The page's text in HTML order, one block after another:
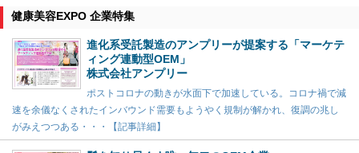
健康美容EXPO 企業特集
進化系受託製造のアンプリーが提案する「マーケテ
ィング連動型OEM」
株式会社アンプリー
ポストコロナの動きが水面下で加速している。コロナ禍で減
速を余儀なくされたインバウンド需要もようやく規制が解かれ、復調の兆し
がみえつつある・・・【記事詳細】